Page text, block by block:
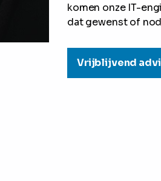
komen onze IT-
dat gewenst of
Vrijblijvend